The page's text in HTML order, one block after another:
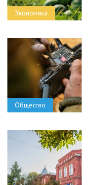
Экономика
Общество